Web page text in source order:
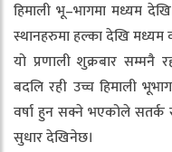
हिमाली भू–भागमा मध्यम
स्थानहरुमा हल्का देखि मध्यम
यो प्रणाली शुक्रबार सम्मनै
बदलि रही उच्च हिमाली
वर्षा हुन सक्ने भएकोले सतर्क
सुधार देखिनेछ।